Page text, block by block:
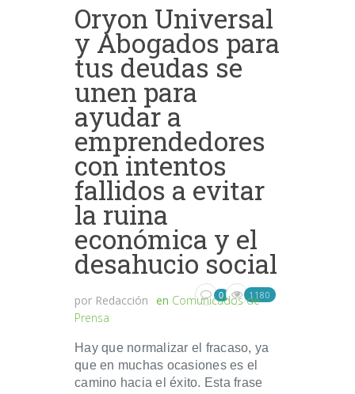
Oryon Universal
y Abogados para
tus deudas se
unen para
ayudar a
emprendedores
con intentos
fallidos a evitar
la ruina
económica y el
desahucio social
por Redacción en Comunicados de
Prensa
0 1180
Hay que normalizar el fracaso, ya
que en muchas ocasiones es el
camino hacia el éxito. Esta frase